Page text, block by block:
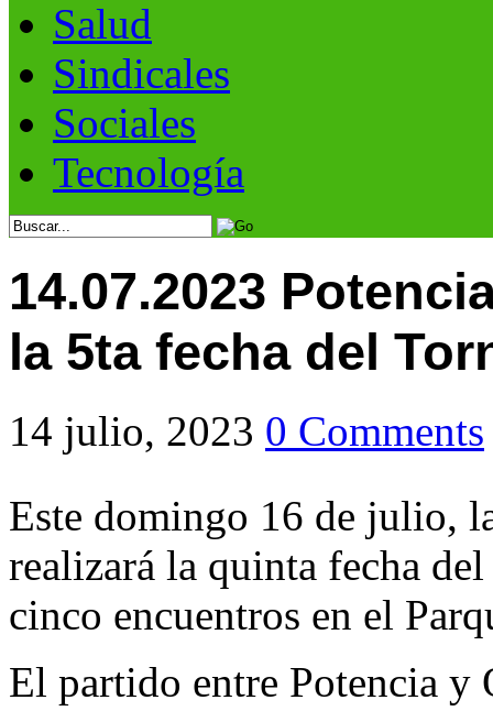
Salud
Sindicales
Sociales
Tecnología
14.07.2023
la 5ta fecha del
14 julio, 2023 0 Comments
Este domingo 16 de julio,
realizará la quinta fecha
cinco encuentros en el
El partido entre Potencia y